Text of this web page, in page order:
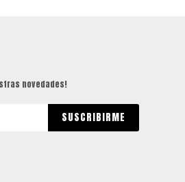
novedades!
SUSCRIBIRME